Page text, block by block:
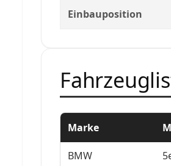
Einbauposition
Marke
BMW